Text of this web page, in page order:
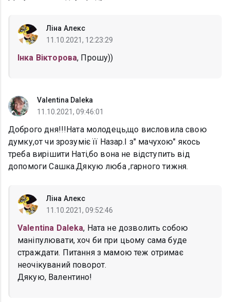
Ліна Алекс
11.10.2021, 12:23:29
Інка Вікторова, Прошу))
Valentina Daleka
11.10.2021, 09:46:01
Доброго дня!!!Ната молодець,що висловила свою
думку,от чи зрозуміє її Назар.І з" мачухою" якось
треба вирішити Наті,бо вона не відступить від
допомоги Сашка.Дякую люба ,гарного тижня.
Ліна Алекс
11.10.2021, 09:52:46
Valentina Daleka, Ната не дозволить собою
маніпулювати, хоч би при цьому сама буде
страждати. Питання з мамою теж отримає
неочікуваний поворот.
Дякую, Валентино!